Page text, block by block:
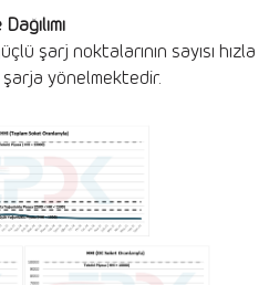
şarj noktalarının sayısı hızla
şarja yönelmektedir.